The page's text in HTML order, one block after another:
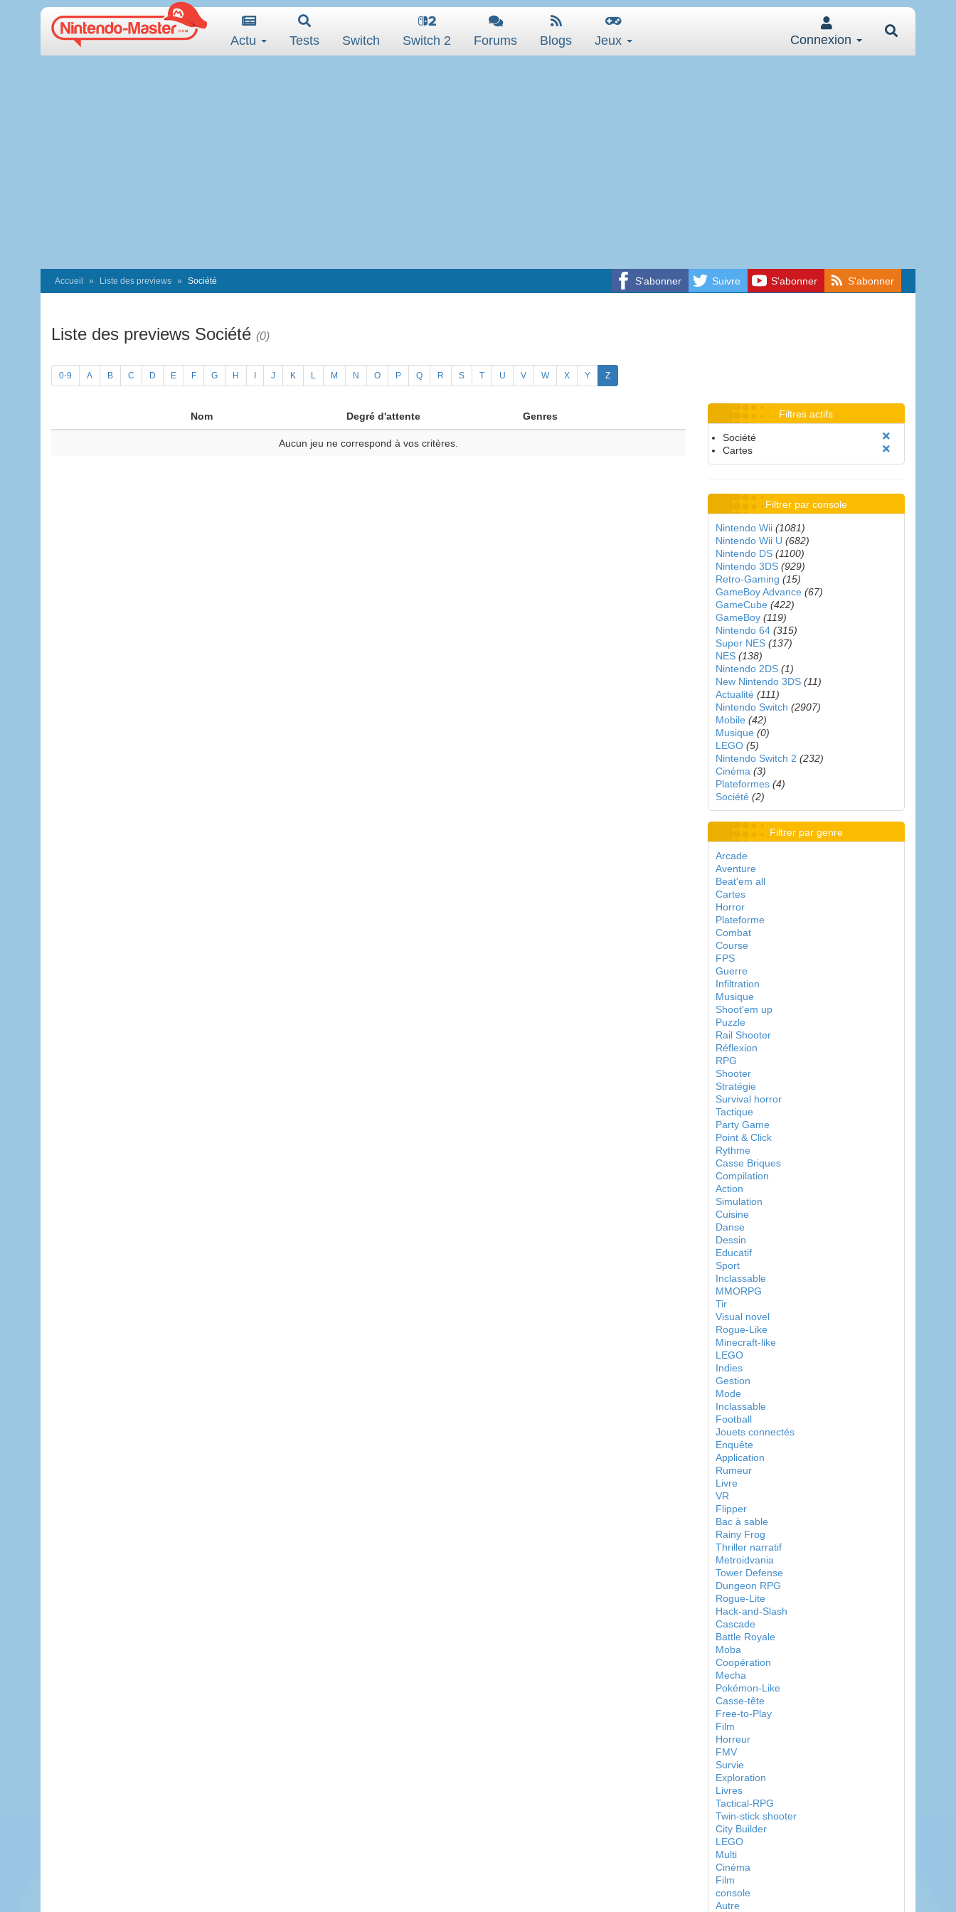
Actu Tests Switch Switch 2 Forums Blogs Jeux Connexion
S'abonner Suivre S'abonner S'abonner
Accueil Liste des previews Société
Liste des previews Société (0)
0-9 A B C D E F G H J K L M N O P Q R S T U V W X Y Z
Nom Degré d'attente Genres
Aucun jeu ne correspond à vos critères.
Filtres actifs
Société
Cartes
Filtrer par console
Nintendo Wii (1081)
Nintendo Wii U (682)
Nintendo DS (1100)
Nintendo 3DS (929)
Retro-Gaming (15)
GameBoy Advance (67)
GameCube (422)
GameBoy (119)
Nintendo 64 (315)
Super NES (137)
NES (138)
Nintendo 2DS (1)
New Nintendo 3DS (11)
Actualité (111)
Nintendo Switch (2907)
Mobile (42)
Musique (0)
LEGO (5)
Nintendo Switch 2 (232)
Cinéma (3)
Plateformes (4)
Société (2)
Filtrer par genre
Arcade
Aventure
Beat'em all
Cartes
Horror
Plateforme
Combat
Course
FPS
Guerre
Infiltration
Musique
Shoot'em up
Puzzle
Rail Shooter
Réflexion
RPG
Shooter
Stratégie
Survival horror
Tactique
Party Game
Point & Click
Rythme
Casse Briques
Compilation
Action
Simulation
Cuisine
Danse
Dessin
Educatif
Sport
Inclassable
MMORPG
Tir
Visual novel
Rogue-Like
Minecraft-like
LEGO
Indies
Gestion
Mode
Inclassable
Football
Jouets connectés
Enquête
Application
Rumeur
Livre
VR
Flipper
Bac à sable
Rainy Frog
Thriller narratif
Metroidvania
Tower Defense
Dungeon RPG
Rogue-Lite
Hack-and-Slash
Cascade
Battle Royale
Moba
Coopération
Mecha
Pokémon-Like
Casse-tête
Free-to-Play
Film
Horreur
FMV
Survie
Exploration
Livres
Tactical-RPG
Twin-stick shooter
City Builder
LEGO
Multi
Cinéma
Film
console
Autre